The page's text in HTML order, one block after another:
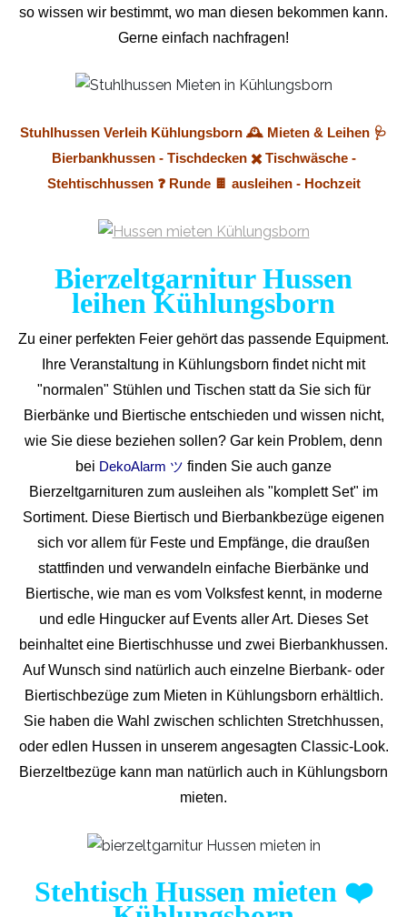
so wissen wir bestimmt, wo man diesen bekommen kann.
Gerne einfach nachfragen!
Stuhlhussen Verleih Kühlungsborn 🕰️ Mieten & Leihen 🩺
Bierbankhussen - Tischdecken ✖️ Tischwäsche -
Stehtischhussen ❓ Runde 🍫 ausleihen - Hochzeit
Bierzeltgarnitur Hussen
leihen Kühlungsborn
Zu einer perfekten Feier gehört das passende Equipment.
Ihre Veranstaltung in Kühlungsborn findet nicht mit
"normalen" Stühlen und Tischen statt da Sie sich für
Bierbänke und Biertische entschieden und wissen nicht,
wie Sie diese beziehen sollen? Gar kein Problem, denn
bei DekoAlarm ツ finden Sie auch ganze
Bierzeltgarnituren zum ausleihen als "komplett Set" im
Sortiment. Diese Biertisch und Bierbankbezüge eigenen
sich vor allem für Feste und Empfänge, die draußen
stattfinden und verwandeln einfache Bierbänke und
Biertische, wie man es vom Volksfest kennt, in moderne
und edle Hingucker auf Events aller Art. Dieses Set
beinhaltet eine Biertischhusse und zwei Bierbankhussen.
Auf Wunsch sind natürlich auch einzelne Bierbank- oder
Biertischbezüge zum Mieten in Kühlungsborn erhältlich.
Sie haben die Wahl zwischen schlichten Stretchhussen,
oder edlen Hussen in unserem angesagten Classic-Look.
Bierzeltbezüge kann man natürlich auch in Kühlungsborn
mieten.
Stehtisch Hussen mieten ❤️